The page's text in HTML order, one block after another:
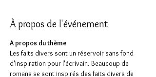
À propos de l'événement
A propos du thème
Les faits divers sont un réservoir sans fond
d'inspiration pour l'écrivain. Beaucoup de
romans se sont inspirés des faits divers de